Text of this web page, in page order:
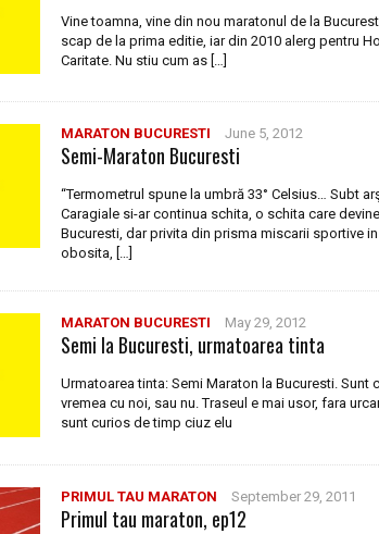
Vine toamna, vine din nou maratonul de la
scap de la prima editie, iar din 2010 alerg pentru
Caritate. Nu stiu cum as […]
MARATON BUCURESTI June 5, 2012
Semi-Maraton Bucuresti
“Termometrul spune la umbră 33° Celsius… Subt
Caragiale si-ar continua schita, o schita care
Bucuresti, dar privita din prisma miscarii sportive
obosita, […]
MARATON BUCURESTI May 29, 2012
Semi la Bucuresti, urmatoarea tinta
Urmatoarea tinta: Semi Maraton la Bucuresti. Sunt
vremea cu noi, sau nu. Traseul e mai usor, fara
sunt curios de timp ciuz elu
PRIMUL TAU MARATON September 29, 2011
Primul tau maraton, ep12